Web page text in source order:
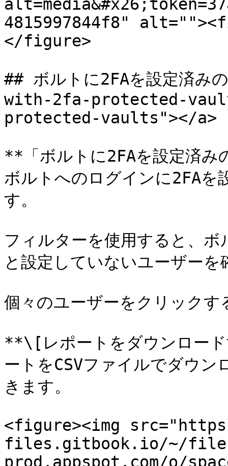
4815997844f8"
</figure>
## ボルトに2FAを設定済
with-2fa-protected-
protected-vaults"></a>
**「ボルトに2FAを設定済
ボルトへのログインに2FAを
す。
フィルターを使用すると、
と設定していないユーザーを
個々のユーザーをクリック
**\[レポートをダウンロー
ートをCSVファイルでダウ
きます。
<figure><img
files.gitbook.io/~/
prod.appspot.com/o/